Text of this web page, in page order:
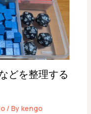
どを整理する
/ By kengo